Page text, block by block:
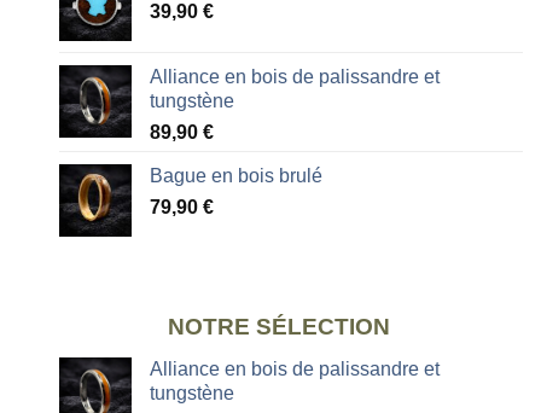
39,90 €
Alliance en bois de palissandre et
tungstène
89,90 €
Bague en bois brulé
79,90 €
NOTRE SÉLECTION
Alliance en bois de palissandre et
tungstène